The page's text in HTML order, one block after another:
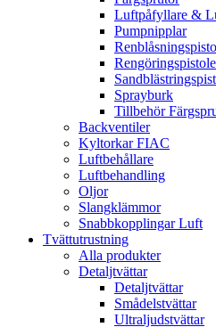
Luftpåfyllare &
Pumpnipplar
Sprayburk
Tillbehör
Backventiler
Kyltorkar FIAC
Luftbehållare
Luftbehandling
Oljor
Slangklämmor
Snabbkopplingar Luft
Tvättutrustning
Alla produkter
Detaljtvättar
Detaljtvättar
Smådelstvättar
Ultraljudstvättar